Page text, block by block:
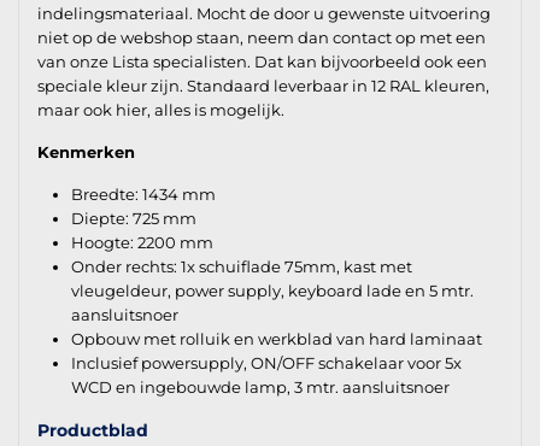
indelingsmateriaal. Mocht de door u gewenste uitvoering
niet op de webshop staan, neem dan contact op met een
van onze Lista specialisten. Dat kan bijvoorbeeld ook een
speciale kleur zijn. Standaard leverbaar in 12 RAL kleuren,
maar ook hier, alles is mogelijk.
Kenmerken
Breedte: 1434 mm
Diepte: 725 mm
Hoogte: 2200 mm
Onder rechts: 1x schuiflade 75mm, kast met
vleugeldeur, power supply, keyboard lade en 5 mtr.
aansluitsnoer
Opbouw met rolluik en werkblad van hard laminaat
Inclusief powersupply, ON/OFF schakelaar voor 5x
WCD en ingebouwde lamp, 3 mtr. aansluitsnoer
Productblad